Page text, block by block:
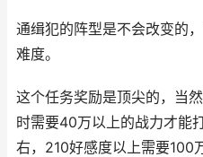
通缉犯的阵型是不会改变的
难度。
这个任务奖励是顶尖的，当
时需要40万以上的战力才能
右，210好感度以上需要100